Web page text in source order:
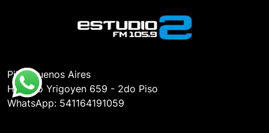
Pilar, Buenos Aires
Hipólito Yrigoyen 659 - 2do Piso
WhatsApp: 541164191059